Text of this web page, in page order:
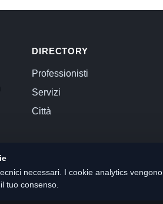
DIRECTORY
Professionisti
Servizi
Città
necessari. I cookie analytics vengono
tuo consenso.